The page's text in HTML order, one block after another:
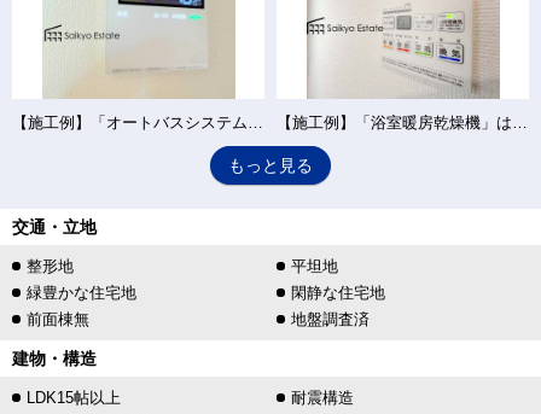
【施工例】「オートバスシステム」は浴室のお湯張り、温度調整などを、キッチンなど浴室以外から操作が出来る便利なシステムです。 【施工例】「浴室暖房乾燥機」は梅雨や花粉の時期、雨の日の洗濯物の乾燥に重宝します。寒い冬も入浴前の暖房運転で快適なバスタイムを♪
もっと見る
交通・立地
整形地
平坦地
緑豊かな住宅地
閑静な住宅地
前面棟無
地盤調査済
建物・構造
LDK15帖以上
耐震構造